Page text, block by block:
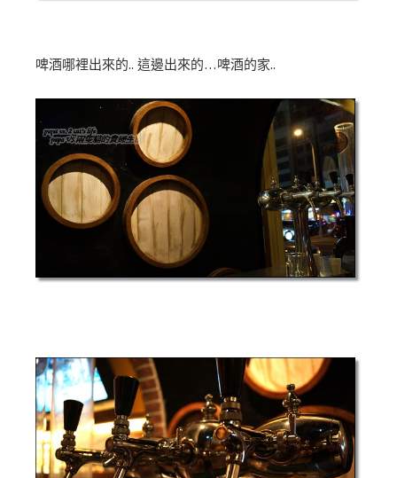
啤酒哪裡出來的.. 這邊出來的…啤酒的家..